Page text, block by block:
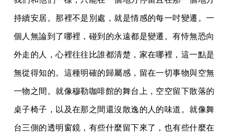
持續安居。那裡不是別處，就是情感的每一吋變遷。一
個人無論到了哪裡，碰到的永遠都是變遷。有恃無恐向
外走的人，心裡往往比誰都清楚，家在哪裡，這一點是
無從得知的。這種明確的歸屬感，留在一切事物與空無
一物之間。就像穆勒咖啡館的舞台上，空空留下散落的
桌子椅子，以及在那之間還沒散逸的人的味道。就像舞
台三側的透明窗鏡，有些什麼留下來了，也有些什麼在